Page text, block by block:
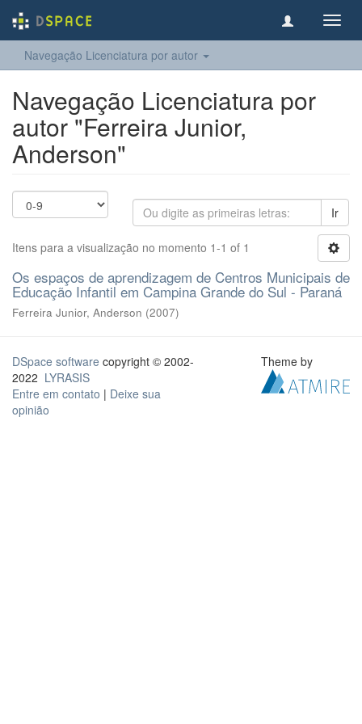
Navegação Licenciatura por autor
Navegação Licenciatura por
autor "Ferreira Junior,
Anderson"
Ir
Itens para a visualização no momento 1-1 of 1
Os espaços de aprendizagem de Centros Municipais de
Educação Infantil em Campina Grande do Sul - Paraná
Ferreira Junior, Anderson (2007)
DSpace software copyright © 2002-
2022 LYRASIS
Entre em contato | Deixe sua
opinião
Theme by